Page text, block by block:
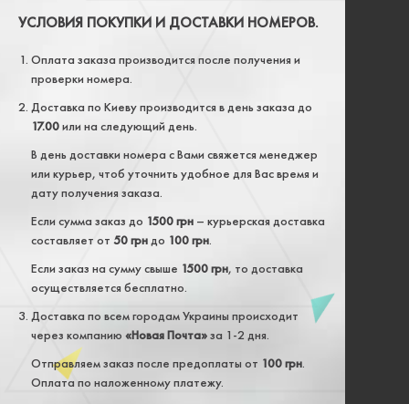
УСЛОВИЯ ПОКУПКИ И ДОСТАВКИ НОМЕРОВ.
Оплата заказа производится после получения и
проверки номера.
Доставка по Киеву производится в день заказа до
17.00или на следующий день.
В день доставки номера с Вами свяжется менеджер
или курьер, чтоб уточнить удобное для Вас время и
дату получения заказа.
Если сумма заказ до 1500 грн – курьерская доставка
составляет от 50 грндо 100 грн.
Если заказ на сумму свыше 1500 грн, то доставка
осуществляется бесплатно.
Доставка по всем городам Украины происходит
через компанию «Новая Почта»за 1-2 дня.
Отправляем заказ после предоплаты от 100 грн.
Оплата по наложенному платежу.